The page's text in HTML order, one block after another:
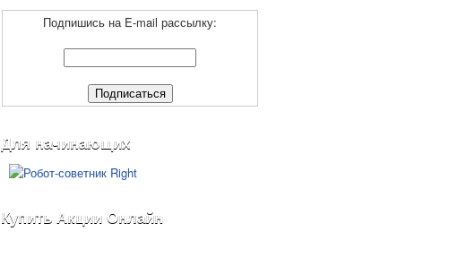
Подпишись на E-mail рассылку:
Для начинающих
Купить Акции Онлайн